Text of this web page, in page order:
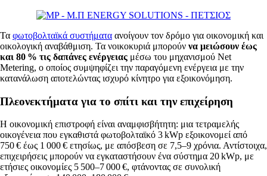
Τα φωτοβολταϊκά συστήματα ανοίγουν τον δρόμο για οικονομική και
οικολογική αναβάθμιση. Τα νοικοκυριά μπορούν να μειώσουν έως
και 80 % τις δαπάνες ενέργειας μέσω του μηχανισμού Net
Metering, ο οποίος συμψηφίζει την παραγόμενη ενέργεια με την
κατανάλωση αποτελώντας ισχυρό κίνητρο για εξοικονόμηση.
Πλεονεκτήματα για το σπίτι και την επιχείρηση
Η οικονομική επιστροφή είναι αναμφισβήτητη: μια τετραμελής
οικογένεια που εγκαθιστά φωτοβολταϊκό 3 kWp εξοικονομεί από
750 € έως 1 000 € ετησίως, με απόσβεση σε 7,5–9 χρόνια. Αντίστοιχα,
επιχειρήσεις μπορούν να εγκαταστήσουν ένα σύστημα 20 kWp, με
ετήσιες οικονομίες 5 500–7 000 €, φτάνοντας σε συνολική